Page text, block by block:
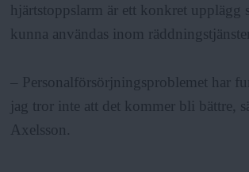
hjärtstoppslarm är ett konkret upplägg
kunna användas inom
– Personalförsörjningsproblemet har
jag tror inte att det kommer bli bättre,
Axelsson.